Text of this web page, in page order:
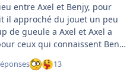
entre Axel et Benjy, pour
il approché du jouet un peu
de gueule a Axel et Axel a
ceux qui connaissent Benjy
lumière à tous les étages (
nous) et que je ne le
13